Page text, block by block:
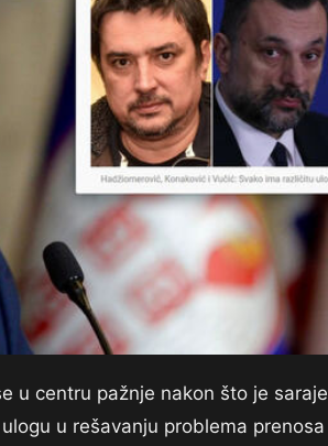
u centru pažnje nakon što je
u rešavanju problema